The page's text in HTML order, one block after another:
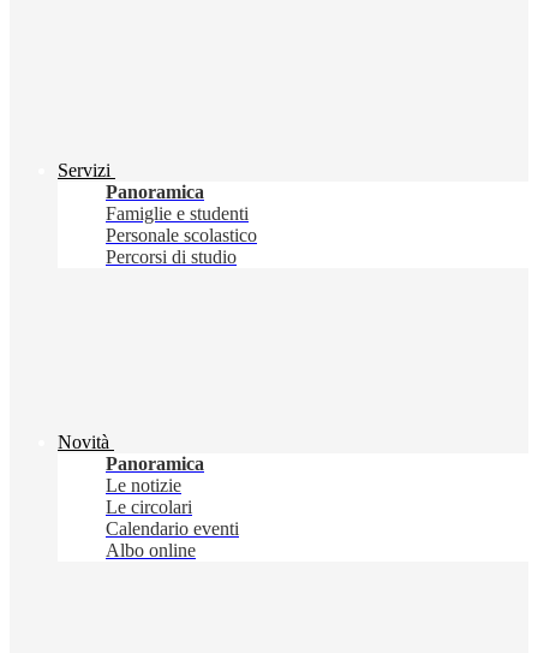
Servizi
Panoramica
Famiglie e studenti
Personale scolastico
Percorsi di studio
Novità
Panoramica
Le notizie
Le circolari
Calendario eventi
Albo online